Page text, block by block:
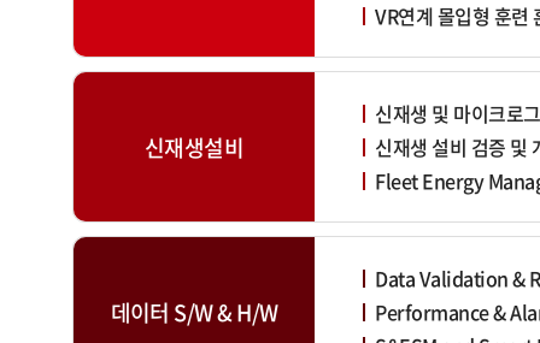
VR연계 몰입형 훈련
신재생설비
신재생 및 마이크로
신재생 설비 검증 및
Fleet Energy
데이터 S/W & H/W
Data Validation &
Performance &